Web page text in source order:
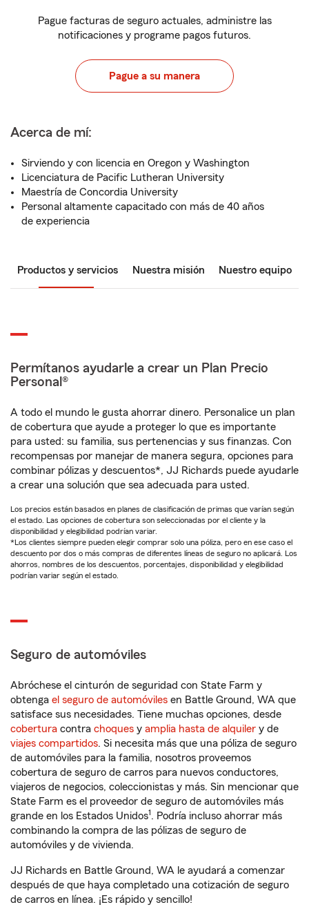
Pague facturas de seguro actuales, administre las
notificaciones y programe pagos futuros.
Pague a su manera
Acerca de mí:
Sirviendo y con licencia en Oregon y Washington
Licenciatura de Pacific Lutheran University
Maestría de Concordia University
Personal altamente capacitado con más de 40 años
de experiencia
Productos y servicios Nuestra misión Nuestro equipo
Permítanos ayudarle a crear un Plan Precio
Personal®
A todo el mundo le gusta ahorrar dinero. Personalice un plan
de cobertura que ayude a proteger lo que es importante
para usted: su familia, sus pertenencias y sus finanzas. Con
recompensas por manejar de manera segura, opciones para
combinar pólizas y descuentos*, JJ Richards puede ayudarle
a crear una solución que sea adecuada para usted.
Los precios están basados en planes de clasificación de primas que varían según
el estado. Las opciones de cobertura son seleccionadas por el cliente y la
disponibilidad y elegibilidad podrían variar.
*Los clientes siempre pueden elegir comprar solo una póliza, pero en ese caso el
descuento por dos o más compras de diferentes líneas de seguro no aplicará. Los
ahorros, nombres de los descuentos, porcentajes, disponibilidad y elegibilidad
podrían variar según el estado.
Seguro de automóviles
Abróchese el cinturón de seguridad con State Farm y
obtenga el seguro de automóviles en Battle Ground, WA que
satisface sus necesidades. Tiene muchas opciones, desde
cobertura contra choques y amplia hasta de alquiler y de
viajes compartidos. Si necesita más que una póliza de seguro
de automóviles para la familia, nosotros proveemos
cobertura de seguro de carros para nuevos conductores,
viajeros de negocios, coleccionistas y más. Sin mencionar que
State Farm es el proveedor de seguro de automóviles más
grande en los Estados Unidos1. Podría incluso ahorrar más
combinando la compra de las pólizas de seguro de
automóviles y de vivienda.
JJ Richards en Battle Ground, WA le ayudará a comenzar
después de que haya completado una cotización de seguro
de carros en línea. ¡Es rápido y sencillo!